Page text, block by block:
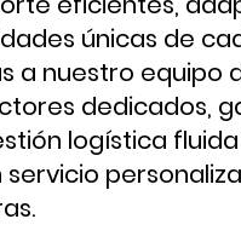
únicas de
a nuestro equipo
dedicados,
logística
servicio